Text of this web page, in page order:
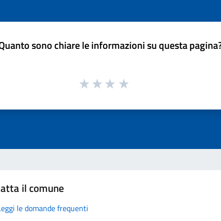
sono chiare le informazioni su questa
il comune
le domande frequenti